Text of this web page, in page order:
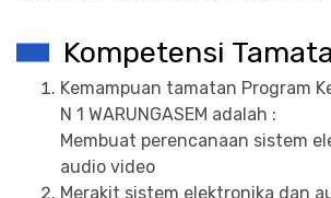
Kompetensi
Kemampuan tamatan Program
N 1 WARUNGASEM adalah :
Membuat perencanaan sistem
audio video
Merakit sistem elektronika dan